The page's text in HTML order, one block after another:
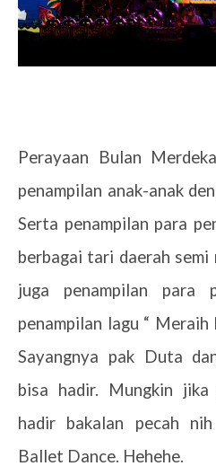
Perayaan Bulan
penampilan anak-anak
Serta penampilan para
berbagai tari daerah
juga penampilan para
penampilan lagu “ Meraih
Sayangnya pak Duta
bisa hadir. Mungkin
hadir bakalan pecah nih
Ballet Dance. Hehehe.